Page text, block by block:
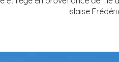
islaise